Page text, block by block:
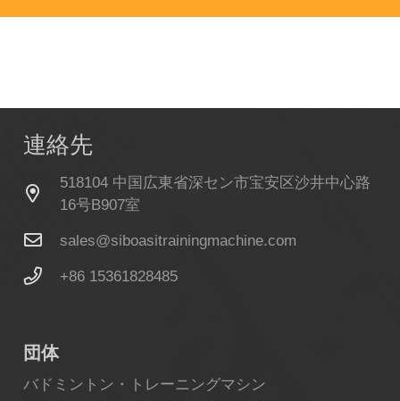
連絡先
518104 中国広東省深セン市宝安区沙井中心路
16号B907室
sales@siboasitrainingmachine.com
+86 15361828485
団体
バドミントン・トレーニングマシン